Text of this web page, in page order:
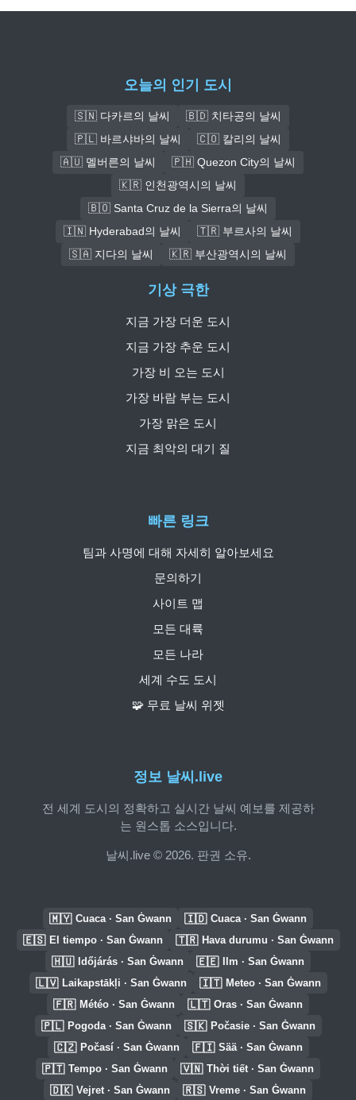
오늘의 인기 도시
🇸🇳 다카르의 날씨
🇧🇩 치타공의 날씨
🇵🇱 바르샤바의 날씨
🇨🇴 칼리의 날씨
🇦🇺 멜버른의 날씨
🇵🇭 Quezon City의 날씨
🇰🇷 인천광역시의 날씨
🇧🇴 Santa Cruz de la Sierra의 날씨
🇮🇳 Hyderabad의 날씨
🇹🇷 부르사의 날씨
🇸🇦 지다의 날씨
🇰🇷 부산광역시의 날씨
정보 날씨.live
전 세계 도시의 정확하고 실시간 날씨 예보를 제공하
는 원스톱 소스입니다.
날씨.live © 2026. 판권 소유.
빠른 링크
팀과 사명에 대해 자세히 알아보세요
문의하기
사이트 맵
모든 대륙
모든 나라
세계 수도 도시
🧩 무료 날씨 위젯
기상 극한
지금 가장 더운 도시
지금 가장 추운 도시
가장 비 오는 도시
가장 바람 부는 도시
가장 맑은 도시
지금 최악의 대기 질
🇲🇾 Cuaca · San Ġwann 🇮🇩 Cuaca · San Ġwann
🇪🇸 El tiempo · San Ġwann 🇹🇷 Hava durumu · San Ġwann
🇭🇺 Időjárás · San Ġwann 🇪🇪 Ilm · San Ġwann
🇱🇻 Laikapstākļi · San Ġwann 🇮🇹 Meteo · San Ġwann
🇫🇷 Météo · San Ġwann 🇱🇹 Oras · San Ġwann
🇵🇱 Pogoda · San Ġwann 🇸🇰 Počasie · San Ġwann
🇨🇿 Počasí · San Ġwann 🇫🇮 Sää · San Ġwann
🇵🇹 Tempo · San Ġwann 🇻🇳 Thời tiết · San Ġwann
🇩🇰 Vejret · San Ġwann 🇷🇸 Vreme · San Ġwann